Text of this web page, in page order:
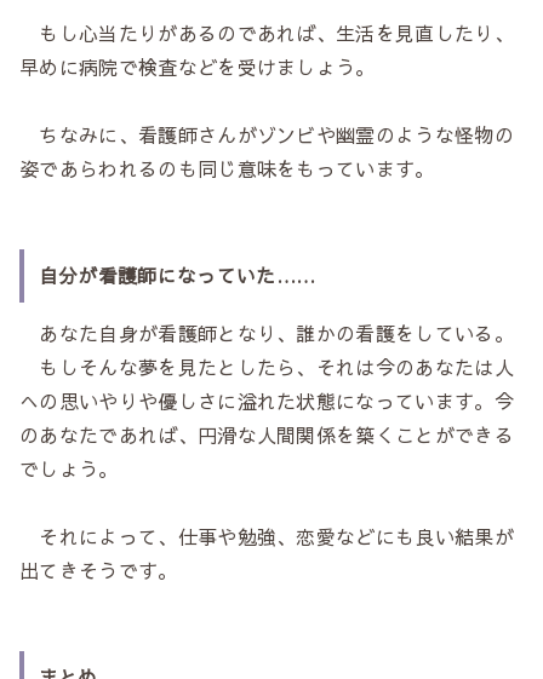
もし心当たりがあるのであれば、生活を見直したり、
早めに病院で検査などを受けましょう。
ちなみに、看護師さんがゾンビや幽霊のような怪物の
姿であらわれるのも同じ意味をもっています。
自分が看護師になっていた……
あなた自身が看護師となり、誰かの看護をしている。
もしそんな夢を見たとしたら、それは今のあなたは人
への思いやりや優しさに溢れた状態になっています。今
のあなたであれば、円滑な人間関係を築くことができる
でしょう。
それによって、仕事や勉強、恋愛などにも良い結果が
出てきそうです。